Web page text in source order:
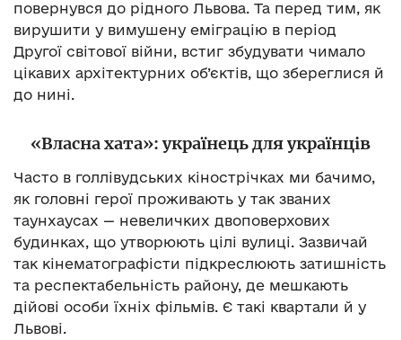
повернувся до рідного Львова. Та перед тим, як
вирушити у вимушену еміграцію в період
Другої світової війни, встиг збудувати чимало
цікавих архітектурних об’єктів, що збереглися й
до нині.
«Власна хата»: українець для українців
Часто в голлівудських кінострічках ми бачимо,
як головні герої проживають у так званих
таунхаусах — невеличких двоповерхових
будинках, що утворюють цілі вулиці. Зазвичай
так кінематографісти підкреслюють затишність
та респектабельність району, де мешкають
дійові особи їхніх фільмів. Є такі квартали й у
Львові.